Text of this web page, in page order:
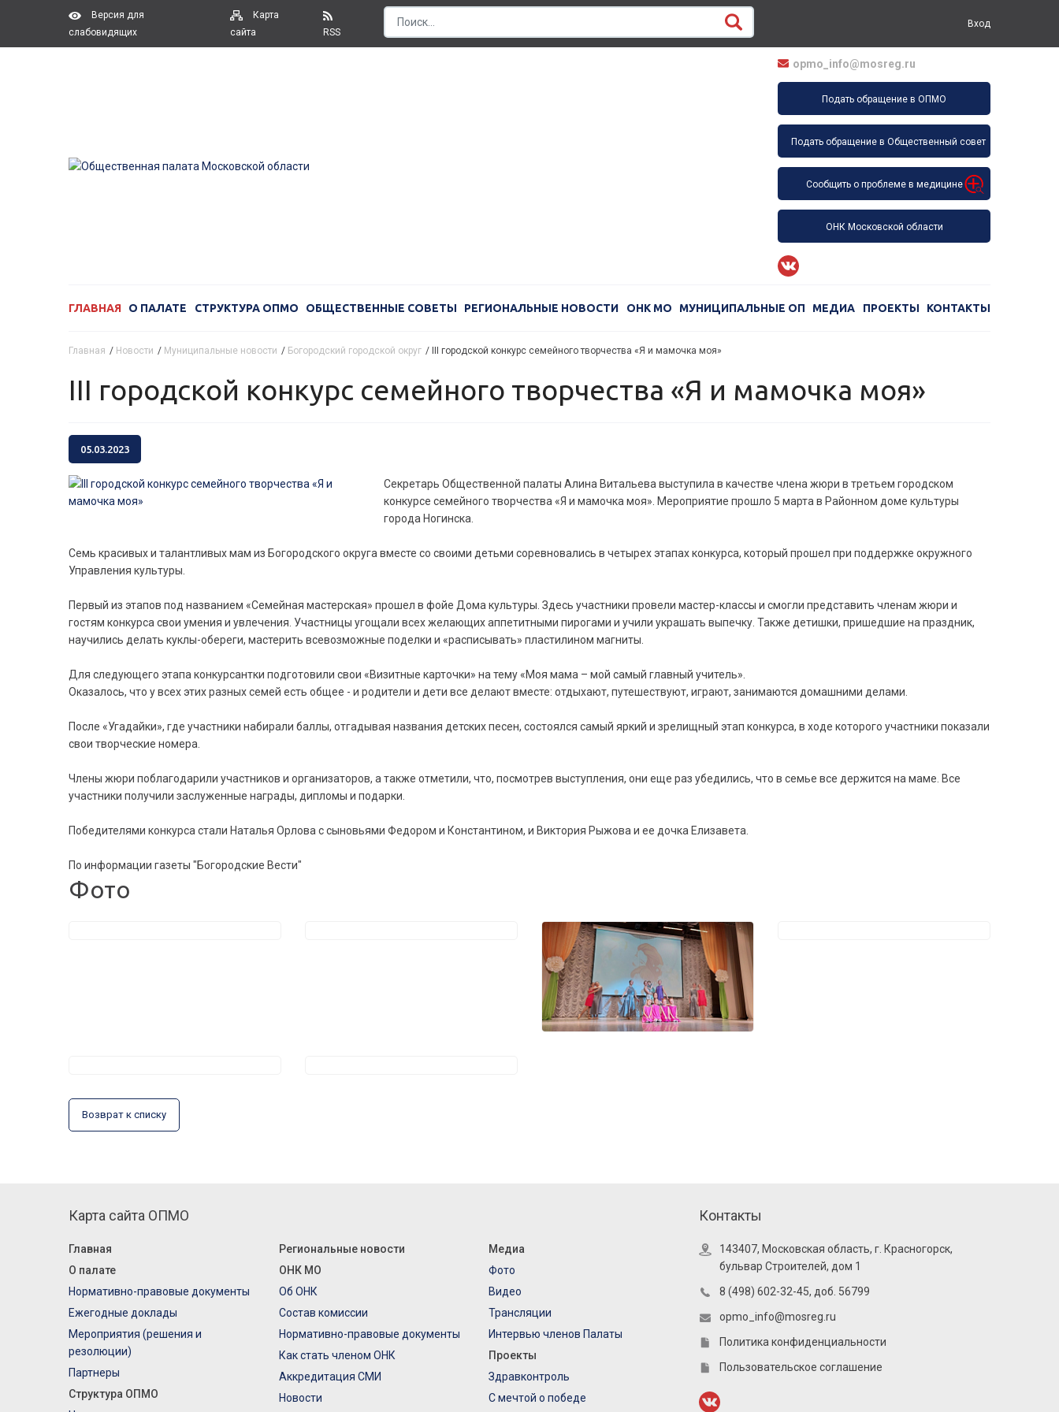
Версия для
слабовидящих
Карта
сайта
RSS
Вход
opmo_info@mosreg.ru
Подать обращение в ОПМО
Подать обращение в Общественный совет
Сообщить о проблеме в медицине
ОНК Московской области
ГЛАВНАЯ О ПАЛАТЕ СТРУКТУРА ОПМО ОБЩЕСТВЕННЫЕ СОВЕТЫ РЕГИОНАЛЬНЫЕ НОВОСТИ ОНК МО МУНИЦИПАЛЬНЫЕ ОП МЕДИА ПРОЕКТЫ КОНТАКТЫ
Главная / Новости / Муниципальные новости / Богородский городской округ / III городской конкурс семейного творчества «Я и мамочка моя»
III городской конкурс семейного творчества «Я и мамочка моя»
05.03.2023
Секретарь Общественной палаты Алина Витальева выступила в качестве члена жюри в третьем городском
конкурсе семейного творчества «Я и мамочка моя». Мероприятие прошло 5 марта в Районном доме культуры
города Ногинска.
Семь красивых и талантливых мам из Богородского округа вместе со своими детьми соревновались в четырех этапах конкурса, который прошел при поддержке окружного
Управления культуры.
Первый из этапов под названием «Семейная мастерская» прошел в фойе Дома культуры. Здесь участники провели мастер-классы и смогли представить членам жюри и
гостям конкурса свои умения и увлечения. Участницы угощали всех желающих аппетитными пирогами и учили украшать выпечку. Также детишки, пришедшие на праздник,
научились делать куклы-обереги, мастерить всевозможные поделки и «расписывать» пластилином магниты.
Для следующего этапа конкурсантки подготовили свои «Визитные карточки» на тему «Моя мама – мой самый главный учитель».
Оказалось, что у всех этих разных семей есть общее - и родители и дети все делают вместе: отдыхают, путешествуют, играют, занимаются домашними делами.
После «Угадайки», где участники набирали баллы, отгадывая названия детских песен, состоялся самый яркий и зрелищный этап конкурса, в ходе которого участники показали
свои творческие номера.
Члены жюри поблагодарили участников и организаторов, а также отметили, что, посмотрев выступления, они еще раз убедились, что в семье все держится на маме. Все
участники получили заслуженные награды, дипломы и подарки.
Победителями конкурса стали Наталья Орлова с сыновьями Федором и Константином, и Виктория Рыжова и ее дочка Елизавета.
По информации газеты "Богородские Вести"
Фото
Возврат к списку
Карта сайта ОПМО
Главная
О палате
Нормативно-правовые документы
Ежегодные доклады
Мероприятия (решения и
резолюции)
Партнеры
Структура ОПМО
Региональные новости
ОНК МО
Об ОНК
Состав комиссии
Нормативно-правовые документы
Как стать членом ОНК
Аккредитация СМИ
Новости
Медиа
Фото
Видео
Трансляции
Интервью членов Палаты
Проекты
Здравконтроль
С мечтой о победе
Контакты
143407, Московская область, г. Красногорск,
бульвар Строителей, дом 1
8 (498) 602-32-45, доб. 56799
opmo_info@mosreg.ru
Политика конфиденциальности
Пользовательское соглашение